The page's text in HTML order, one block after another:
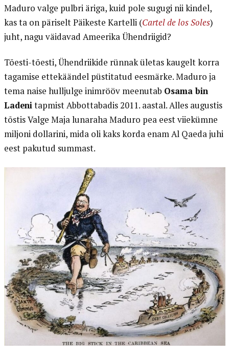
Maduro valge pulbri äriga, kuid pole sugugi nii kindel,
kas ta on päriselt Päikeste Kartelli (Cartel de los Soles)
juht, nagu väidavad Ameerika Ühendriigid?
Tõesti-tõesti, Ühendriikide rünnak ületas kaugelt korra
tagamise ettekäändel püstitatud eesmärke. Maduro ja
tema naise hulljulge inimrööv meenutab Osama bin
Ladenitapmist Abbottabadis 2011. aastal. Alles augustis
tõstis Valge Maja lunaraha Maduro pea eest viiekümne
miljoni dollarini, mida oli kaks korda enam Al Qaeda juhi
eest pakutud summast.